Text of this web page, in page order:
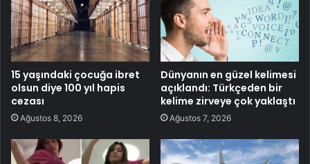
15 yaşındaki çocuğa ibret
olsun diye 100 yıl hapis
cezası
Ağustos 8, 2026
Dünyanın en güzel kelimesi
açıklandı: Türkçeden bir
kelime zirveye çok yaklaştı
Ağustos 7, 2026